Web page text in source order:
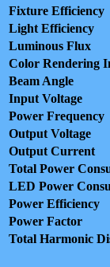
Fixture Efficiency
Light Efficiency
Luminous Flux
Color Rendering
Beam Angle
Input Voltage
Power Frequency
Output Voltage
Output Current
Total Power
LED Power
Power Efficiency
Power Factor
Total Harmonic